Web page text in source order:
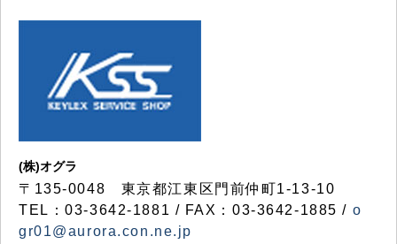
(株)オグラ
〒135-0048 東京都江東区門前仲町1-13-10
TEL：03-3642-1881 / FAX：03-3642-1885 / o
gr01@aurora.con.ne.jp